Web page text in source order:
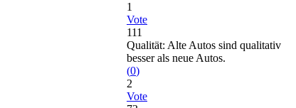
1
Vote
111
Qualität: Alte Autos sind qualitativ
besser als neue Autos.
(0)
2
Vote